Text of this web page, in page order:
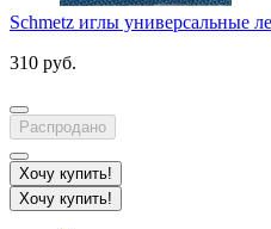
Schmetz иглы универсальные
310 руб.
Распродано
Хочу купить!
Хочу купить!